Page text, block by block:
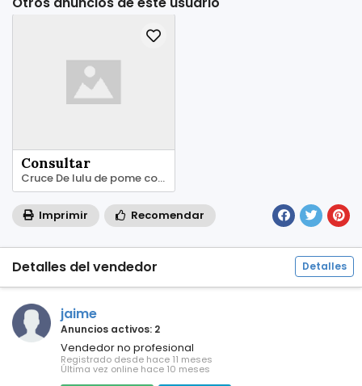
Consultar
Cruce De lulu de pome con chihuhua Tarragona
Imprimir Recomendar
Detalles del vendedor Detalles
jaime
Anuncios activos: 2
Vendedor no profesional
Registrado desde hace 11 meses
Última vez online hace 10 meses